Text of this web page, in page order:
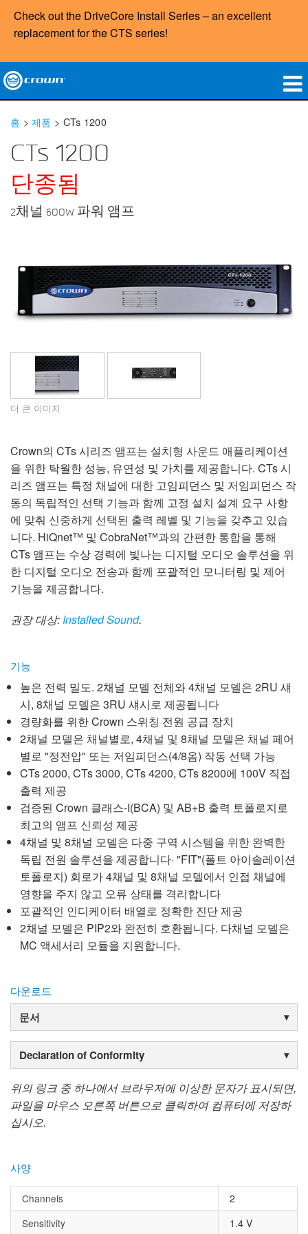
Check out the DriveCore Install Series – an excellent
replacement for theCTS series!
응용 분야
네트워크 오디오
구매처
회사 소개
언어/지역
홈 >제품 > CTs 1200
CTs 1200
단종됨
2채널 600W 파워 앰프
더 큰 이미지
Crown의 CTs 시리즈 앰프는 설치형 사운드 애플리케이션
을 위한 탁월한 성능, 유연성 및 가치를 제공합니다. CTs 시
리즈 앰프는 특정 채널에 대한 고임피던스 및 저임피던스 작
동의 독립적인 선택 기능과 함께 고정 설치 설계 요구 사항
에 맞춰 신중하게 선택된 출력 레벨 및 기능을 갖추고 있습
니다. HiQnet™ 및 CobraNet™과의 간편한 통합을 통해
CTs 앰프는 수상 경력에 빛나는 디지털 오디오 솔루션을 위
한 디지털 오디오 전송과 함께 포괄적인 모니터링 및 제어
기능을 제공합니다.
권장 대상:Installed Sound.
기능
높은 전력 밀도. 2채널 모델 전체와 4채널 모델은 2RU 섀
시, 8채널 모델은 3RU 섀시로 제공됩니다
경량화를 위한 Crown 스위칭 전원 공급 장치
2채널 모델은 채널별로, 4채널 및 8채널 모델은 채널 페어
별로 "정전압" 또는 저임피던스(4/8옴) 작동 선택 가능
CTs 2000, CTs 3000, CTs 4200, CTs 8200에 100V 직접
출력 제공
검증된 Crown 클래스-I(BCA) 및 AB+B 출력 토폴로지로
최고의 앰프 신뢰성 제공
4채널 및 8채널 모델은 다중 구역 시스템을 위한 완벽한
독립 전원 솔루션을 제공합니다· "FIT"(폴트 아이솔레이션
토폴로지) 회로가 4채널 및 8채널 모델에서 인접 채널에
영향을 주지 않고 오류 상태를 격리합니다
포괄적인 인디케이터 배열로 정확한 진단 제공
2채널 모델은 PIP2와 완전히 호환됩니다. 다채널 모델은
MC 액세서리 모듈을 지원합니다.
다운로드
문서
Declaration of Conformity
위의 링크 중 하나에서 브라우저에 이상한 문자가 표시되면,
파일을 마우스 오른쪽 버튼으로 클릭하여 컴퓨터에 저장하
십시오.
사양
Channels
2
Sensitivity
1.4 V